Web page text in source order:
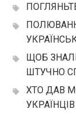
ЩОБ
ШТУЧНО
ХТО ДАВ
УКРАЇНЦІВ